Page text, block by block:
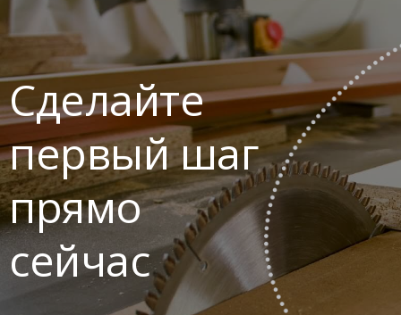
Сделайте
первый шаг
прямо
сейчас